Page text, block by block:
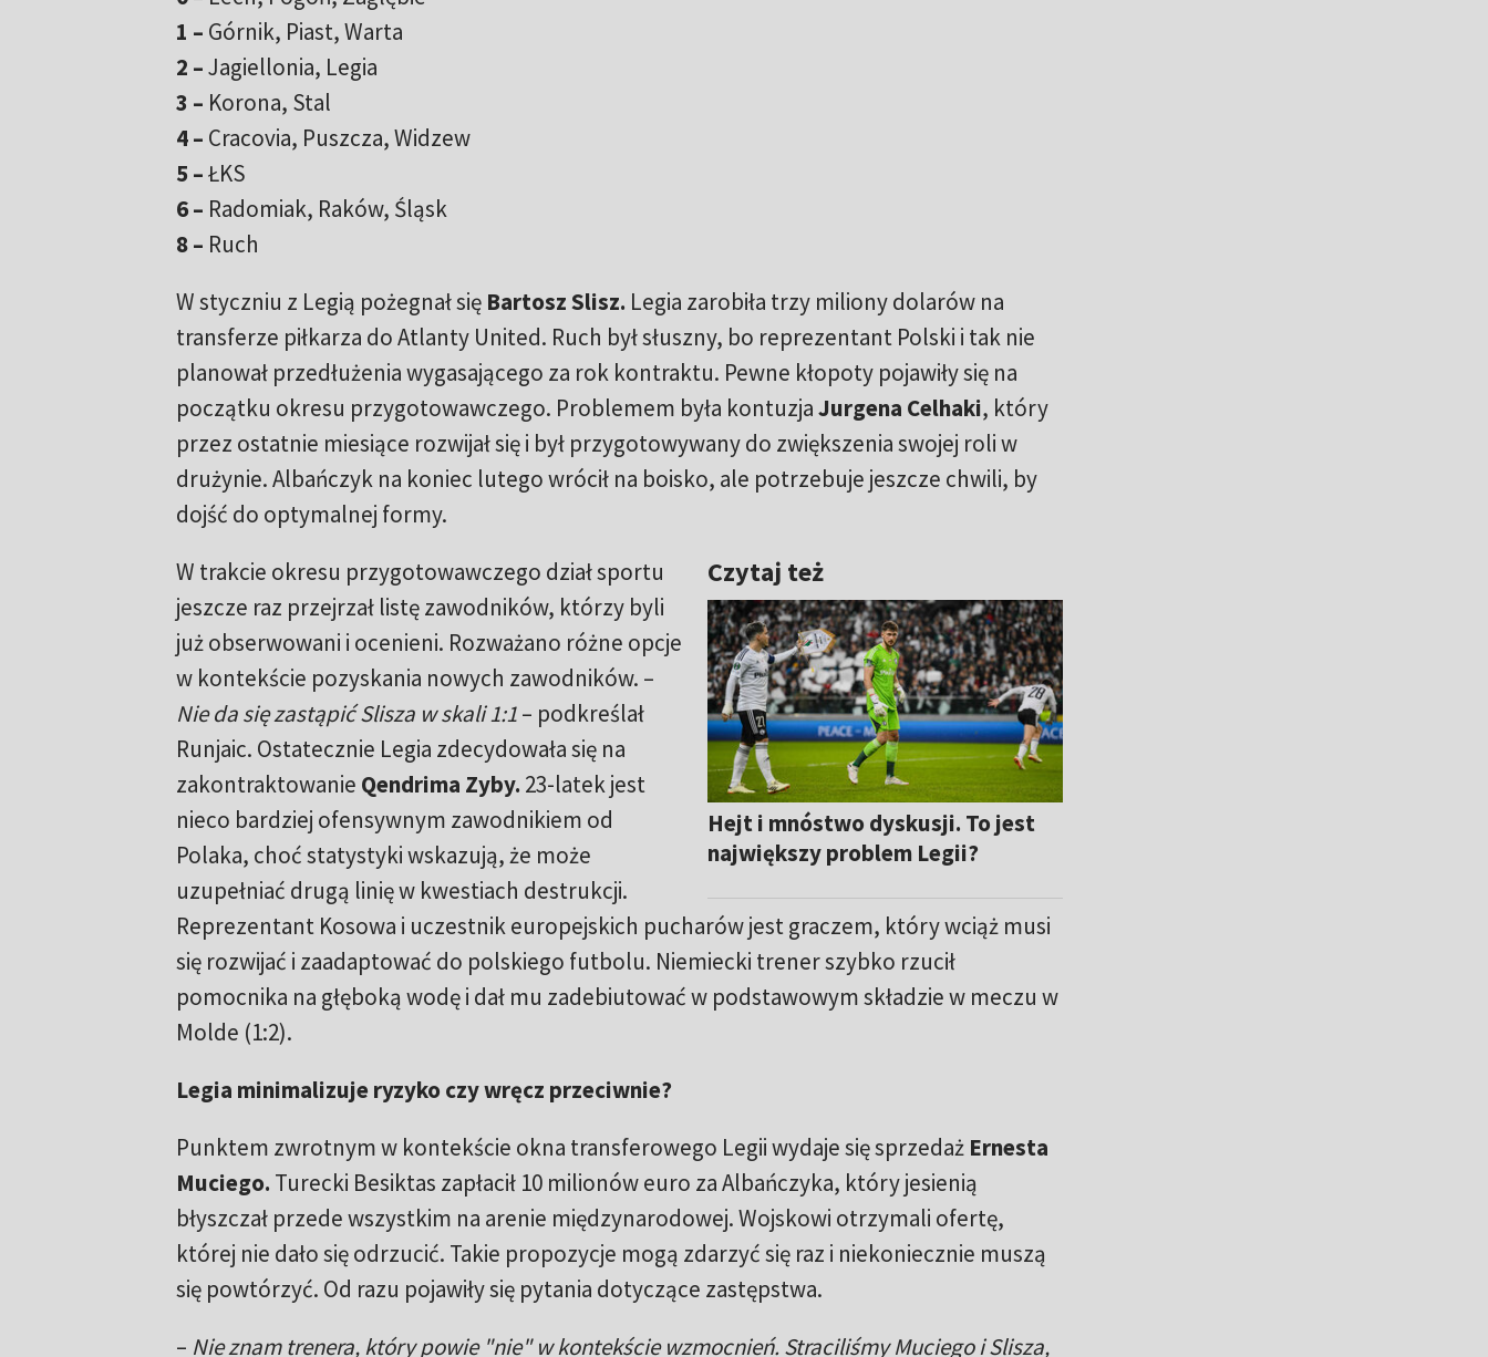
1 – Górnik, Piast, Warta
2 –Jagiellonia, Legia
3 – Korona, Stal
4 – Cracovia, Puszcza, Widzew
5 –ŁKS
6 – Radomiak, Raków, Śląsk
8 – Ruch
W styczniu z Legią pożegnał się Bartosz Slisz. Legia zarobiła trzy miliony dolarów na
transferze piłkarza do Atlanty United. Ruch był słuszny, bo reprezentant Polski i tak nie
planował przedłużenia wygasającego za rok kontraktu. Pewne kłopoty pojawiły się na
początku okresu przygotowawczego. Problemem była kontuzjaJurgena Celhaki, który
przez ostatnie miesiące rozwijał się i był przygotowywany do zwiększenia swojej roli w
drużynie. Albańczyk na koniec lutego wrócił na boisko, ale potrzebuje jeszcze chwili, by
dojść do optymalnej formy.
Czytaj też
Hejt i mnóstwo dyskusji. To jest
największy problem Legii?
W trakcie okresu przygotowawczego dział sportu
jeszcze raz przejrzał listę zawodników, którzy byli
już obserwowani i ocenieni. Rozważano różne opcje
w kontekście pozyskania nowych zawodników. –
Nie da się zastąpić Slisza w skali 1:1– podkreślał
Runjaic. Ostatecznie Legia zdecydowała się na
zakontraktowanie Qendrima Zyby. 23-latek jest
nieco bardziej ofensywnym zawodnikiem od
Polaka, choć statystyki wskazują, że może
uzupełniać drugą linię w kwestiach destrukcji.
Reprezentant Kosowa i uczestnik europejskich pucharów jest graczem, który wciąż musi
się rozwijać i zaadaptować do polskiego futbolu. Niemiecki trener szybko rzucił
pomocnika na głęboką wodę i dał mu zadebiutować w podstawowym składzie w meczu w
Molde (1:2).
Legia minimalizuje ryzyko czy wręcz przeciwnie?
Punktem zwrotnym w kontekście okna transferowego Legii wydaje się sprzedaż Ernesta
Muciego. Turecki Besiktas zapłacił 10 milionów euro za Albańczyka, który jesienią
błyszczał przede wszystkim na arenie międzynarodowej. Wojskowi otrzymali ofertę,
której nie dało się odrzucić. Takie propozycje mogą zdarzyć się raz i niekoniecznie muszą
się powtórzyć. Od razu pojawiły się pytania dotyczące zastępstwa.
– Nie znam trenera, który powie "nie" w kontekście wzmocnień. Straciliśmy Muciego i Slisza,